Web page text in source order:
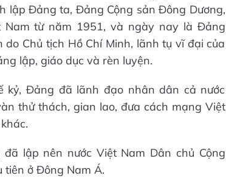
lập Đảng ta, Đảng Cộng sản Đông Dương,
từ năm 1951, và ngày nay là Đảng
Chủ tịch Hồ Chí Minh, lãnh tụ vĩ đại của
lập, giáo dục và rèn luyện.
kỷ, Đảng đã lãnh đạo nhân dân cả nước
thử thách, gian lao, đưa cách mạng Việt
lập nên nước Việt Nam Dân chủ Cộng
tiên ở Đông Nam Á.